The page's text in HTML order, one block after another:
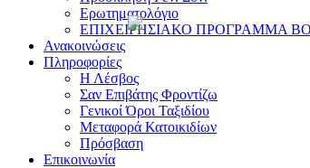
Ερωτηματολόγιο
ΕΠΙΧΕΙΡΗΣΙΑΚΟ ΠΡΟΓΡΑΜΜΑ
Ανακοινώσεις
Πληροφορίες
Η Λέσβος
Σαν Επιβάτης Φροντίζω
Γενικοί Όροι Ταξιδίου
Μεταφορά Κατοικιδίων
Πρόσβαση
Επικοινωνία